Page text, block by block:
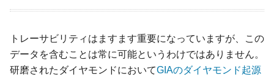
トレーサビリティはますます重要になっていますが、この
データを含むことは常に可能というわけではありません。
研磨されたダイヤモンドにおいてGIAのダイヤモンド起源